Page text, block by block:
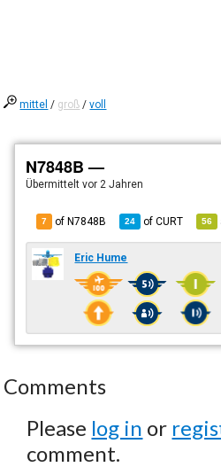
mittel / groß /voll
N7848B —
Übermitteltvor 2 Jahren
7 of N7848B 24 ofCURT 56
Eric Hume
Comments
Please log in or
comment.